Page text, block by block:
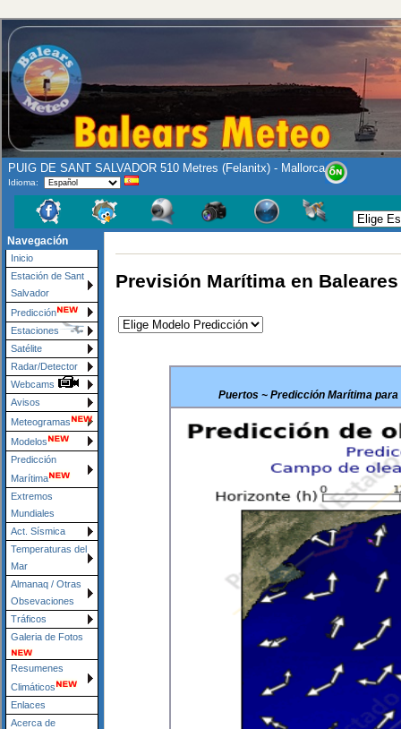
PUIG DE SANT SALVADOR 510 Metres (Felanitx) - Mallorca
Idioma:
Navegación
Inicio
Estación de Sant
Salvador
Predicción
Estaciones
Satélite
Radar/Detector
Webcams
Avisos
Meteogramas
Modelos
Predicción
Marítima
Extremos
Mundiales
Act. Sísmica
Temperaturas del
Mar
Almanaq / Otras
Obsevaciones
Tráficos
Galeria de Fotos
Resumenes
Climáticos
Enlaces
Acerca de
Previsión Marítima en
Puertos ~ Predicción Marítima